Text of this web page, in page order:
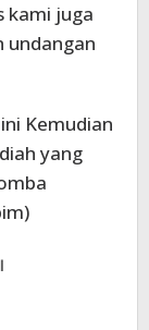
kami juga
undangan
Kemudian
yang